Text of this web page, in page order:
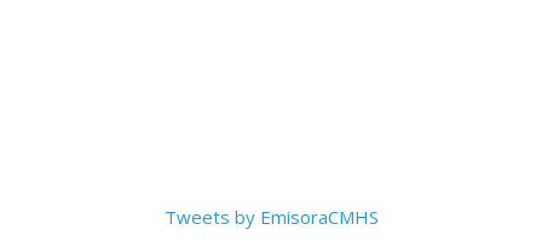
Tweets by EmisoraCMHS